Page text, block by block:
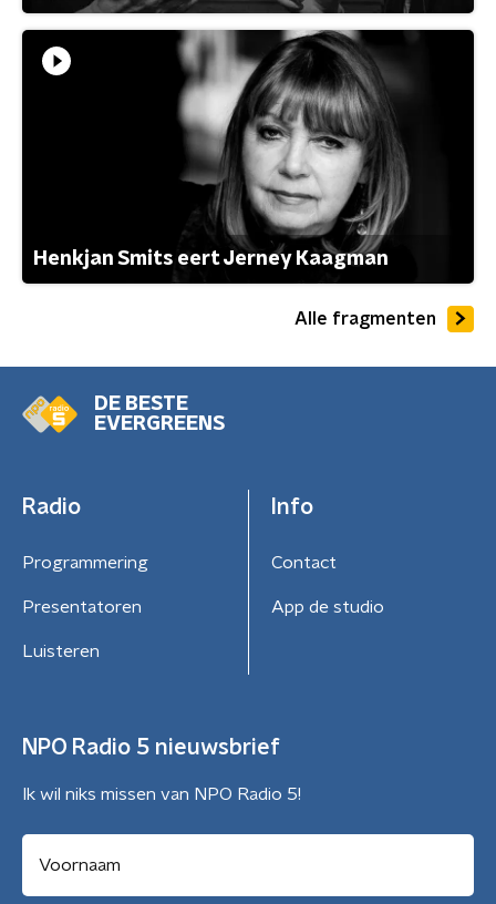
Henkjan Smits eert Jerney Kaagman
Alle fragmenten
DE BESTE
EVERGREENS
Radio
Programmering
Presentatoren
Luisteren
Info
Contact
App de studio
NPO Radio 5 nieuwsbrief
Ik wil niks missen van NPO Radio 5!